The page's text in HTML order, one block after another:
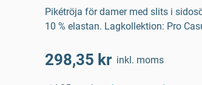
Pikétröja för damer med slits i
10 % elastan. Lagkollektion: Pro
298,35 kr inkl. moms